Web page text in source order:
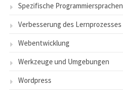
Spezifische Programmiersprachen
Verbesserung des Lernprozesses
Webentwicklung
Werkzeuge und Umgebungen
Wordpress